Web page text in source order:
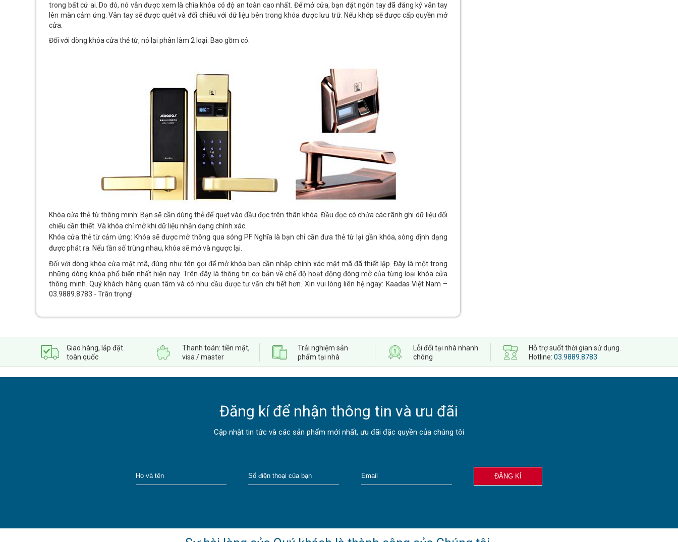
trong bất cứ ai. Do đó, nó vẫn được xem là chìa khóa có độ an toàn cao nhất. Để mở cửa, bạn đặt ngón tay đã đăng ký vân tay
lên màn cảm ứng. Vân tay sẽ được quét và đối chiếu với dữ liệu bên trong khóa được lưu trữ. Nếu khớp sẽ được cấp quyền mở
cửa.
Đối với dòng khóa cửa thẻ từ, nó lại phân làm 2 loại. Bao gồm có:
Khóa cửa thẻ từ thông minh: Bạn sẽ cần dùng thẻ để quẹt vào đầu đọc trên thân khóa. Đầu đọc có chứa các rãnh ghi dữ liệu đối
chiếu cần thiết. Và khóa chỉ mở khi dữ liệu nhận dạng chính xác.
Khóa cửa thẻ từ cảm ứng: Khóa sẽ được mở thông qua sóng PF. Nghĩa là bạn chỉ cần đưa thẻ từ lại gần khóa, sóng định dạng
được phát ra. Nếu tần số trùng nhau, khóa sẽ mở và ngược lại.
Đối với dòng khóa cửa mật mã, đúng như tên gọi để mở khóa bạn cần nhập chính xác mật mã đã thiết lập. Đây là một trong
những dòng khóa phổ biến nhất hiện nay. Trên đây là thông tin cơ bản về chế độ hoạt động đóng mở của từng loại khóa cửa
thông minh. Quý khách hàng quan tâm và có nhu cầu được tư vấn chi tiết hơn. Xin vui lòng liên hệ ngay: Kaadas Việt Nam –
03.9889.8783 - Trân trọng!
Giao hàng, lắp đặt
toàn quốc
Thanh toán: tiền mặt,
visa / master
Trải nghiệm sản
phẩm tại nhà
Lỗi đổi tại nhà nhanh
chóng
Hỗ trợ suốt thời gian sử dụng.
Hotline: 03.9889.8783
Đăng kí để nhận thông tin và ưu đãi
Cập nhật tin tức và các sản phẩm mới nhất, ưu đãi đặc quyền của chúng tôi
ĐĂNG KÍ